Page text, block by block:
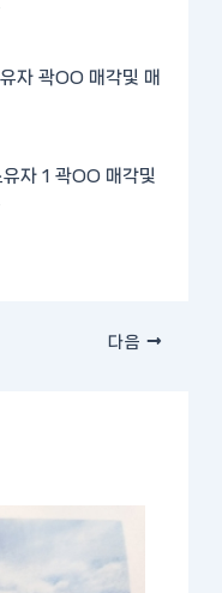
자 곽OO 매각및 매
자 1 곽OO 매각및
다음